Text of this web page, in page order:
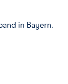
in Bayern.